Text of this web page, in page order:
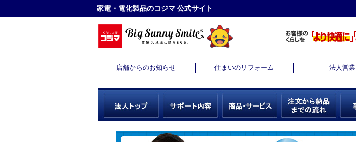
家電・電化製品のコジマ 公式サイト
店舗からのお知らせ 住まいのリフォーム 法人営業